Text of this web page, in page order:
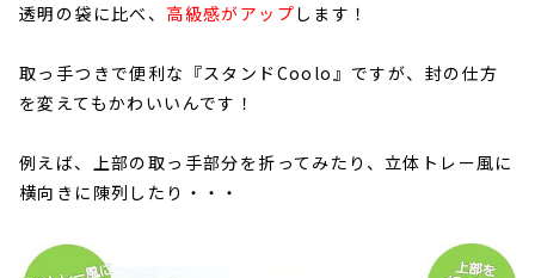
透明の袋に比べ、 高級感がアップ します！
取っ手つきで便利な『スタンドCoolo』ですが、封の仕方
を変えてもかわいいんです！
例えば、上部の取っ手部分を折ってみたり、立体トレー風に
横向きに陳列したり・・・